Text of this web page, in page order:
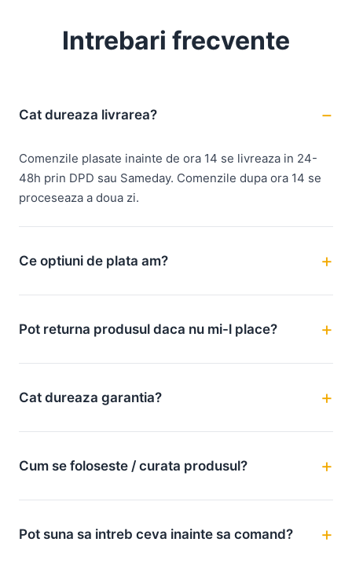
Intrebari frecvente
Cat dureaza livrarea?
Comenzile plasate inainte de ora 14 se livreaza in 24-
48h prin DPD sau Sameday. Comenzile dupa ora 14 se
proceseaza a doua zi.
Ce optiuni de plata am?
Pot returna produsul daca nu mi-l place?
Cat dureaza garantia?
Cum se foloseste / curata produsul?
Pot suna sa intreb ceva inainte sa comand?